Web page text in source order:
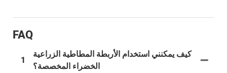
FAQ
1
كيف يمكنني استخدام الأربطة المطاطية الزراعية
الخضراء المخصصة؟